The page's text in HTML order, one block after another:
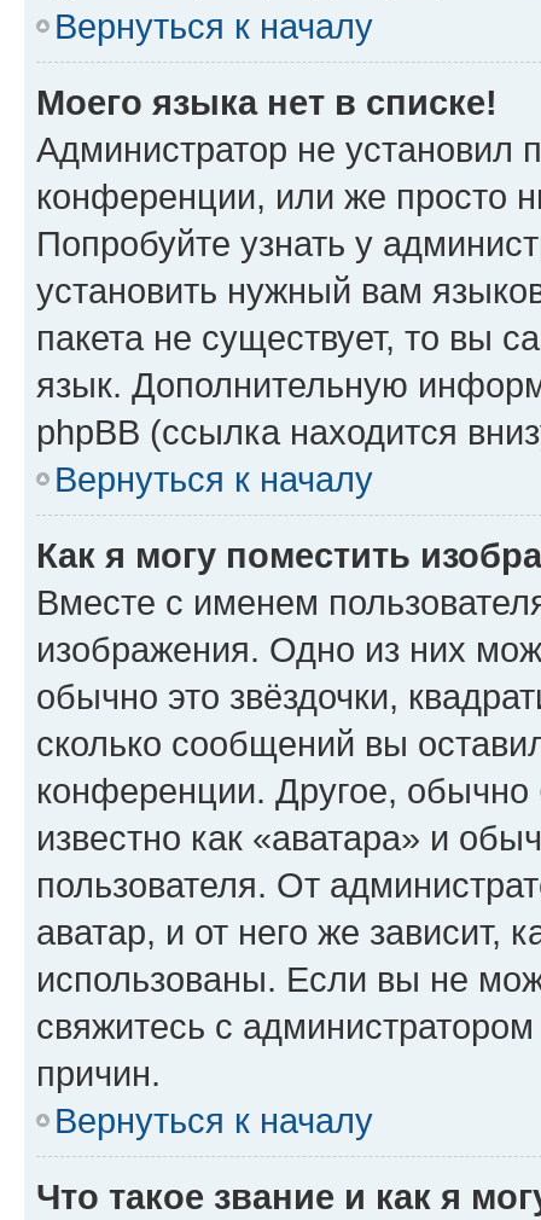
Вернуться к началу
Моего языка нет в списке!
Администратор не установил
конференции, или же просто
Попробуйте узнать у
установить нужный вам
пакета не существует, то вы
язык. Дополнительную
phpBB (ссылка находится
Вернуться к началу
Как я могу поместить
Вместе с именем
изображения. Одно из них
обычно это звёздочки,
сколько сообщений вы
конференции. Другое,
известно как «аватара» и
пользователя. От
аватар, и от него же зависит,
использованы. Если вы не
свяжитесь с
причин.
Вернуться к началу
Что такое звание и как я